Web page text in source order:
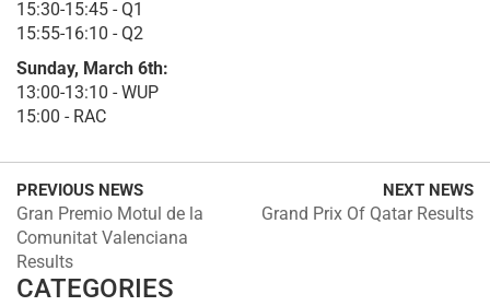
15:30-15:45 - Q1
15:55-16:10 - Q2
Sunday, March 6th:
13:00-13:10 - WUP
15:00 - RAC
PREVIOUS NEWS
Gran Premio Motul de la
Comunitat Valenciana
Results
NEXT NEWS
Grand Prix Of Qatar Results
CATEGORIES